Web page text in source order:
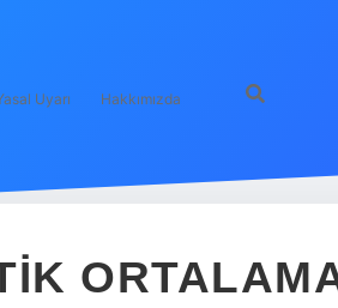
Uyarı Hakkımızda